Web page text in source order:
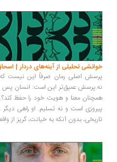
تحلیلی از آینه‌های دردار | اسحاق
اصلی رمان صرفاً این نیست که آیا
عمیق‌تر این است: انسان پس از
معنا و هویت خود را حفظ کند؟... پاسخی
است و نه تسلیم. او راهی دیگر را
بدون آنکه به خیانت، گریز از واقعیت یا